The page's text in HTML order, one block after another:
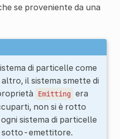
se proveniente da una
di particelle come
il sistema smette di
Emitting era
non si è rotto
sistema di particelle
sotto-emettitore.